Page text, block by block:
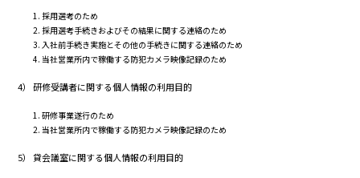
採用選考のため
採用選考手続きおよびその結果に関する連絡のため
入社前手続き実施とその他の手続きに関する連絡のため
当社営業所内で稼働する防犯カメラ映像記録のため
4） 研修受講者に関する個人情報の利用目的
研修事業遂行のため
当社営業所内で稼働する防犯カメラ映像記録のため
5） 貸会議室に関する個人情報の利用目的